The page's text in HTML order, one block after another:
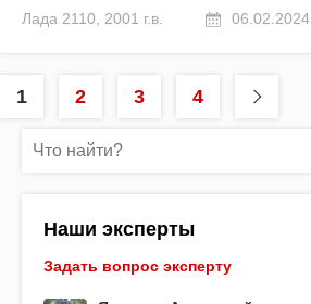
Лада 2110 2001 г.в. 06.02.2024
1 2 3 4
Наши эксперты
Задать вопрос эксперту